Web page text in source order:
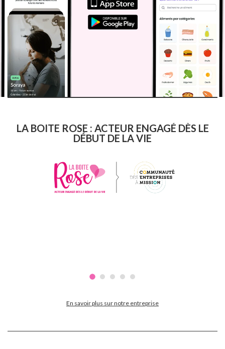
LA BOITE ROSE : ACTEUR ENGAGÉ DÈS LE
DÉBUT DE LA VIE
En savoir plus sur notre entreprise